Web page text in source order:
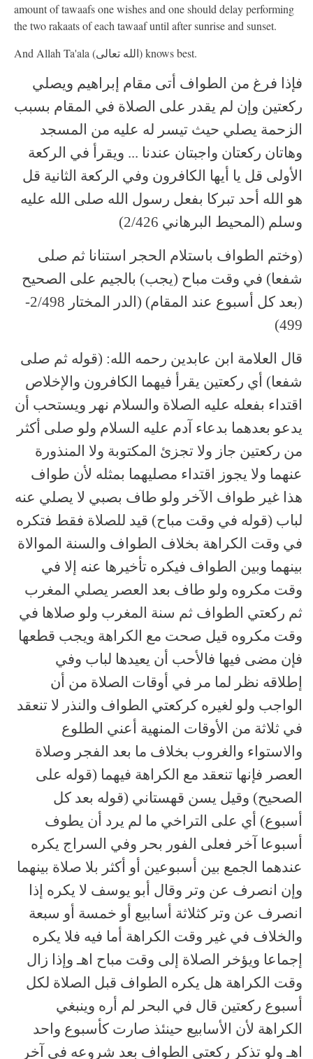
amount of tawaafs one wishes and one should delay performing
the two rakaats of each tawaaf until after sunrise and sunset.
And Allah Ta'ala (الله تعالى) knows best.
فإذا فرغ من الطواف أتى مقام إبراهيم ويصلي
ركعتين وإن لم يقدر على الصلاة في المقام بسبب
الزحمة يصلي حيث تيسر له عليه من المسجد
وهاتان ركعتان واجبتان عندنا ... ويقرأ في الركعة
الأولى قل يا أيها الكافرون وفي الركعة الثانية قل
هو الله أحد تبركا بفعل رسول الله صلى الله عليه
وسلم (المحيط البرهاني 2/426)
(وختم الطواف باستلام الحجر استنانا ثم صلى
شفعا) في وقت مباح (يجب) بالجيم على الصحيح
(بعد كل أسبوع عند المقام) (الدر المختار 2/498-
499)
قال العلامة ابن عابدين رحمه الله: (قوله ثم صلى
شفعا) أي ركعتين يقرأ فيهما الكافرون والإخلاص
اقتداء بفعله عليه الصلاة والسلام نهر ويستحب أن
يدعو بعدهما بدعاء آدم عليه السلام ولو صلى أكثر
من ركعتين جاز ولا تجزئ المكتوبة ولا المنذورة
عنهما ولا يجوز اقتداء مصليهما بمثله لأن طواف
هذا غير طواف الآخر ولو طاف بصبي لا يصلي عنه
لباب (قوله في وقت مباح) قيد للصلاة فقط فتكره
في وقت الكراهة بخلاف الطواف والسنة الموالاة
بينهما وبين الطواف فيكره تأخيرها عنه إلا في
وقت مكروه ولو طاف بعد العصر يصلي المغرب
ثم ركعتي الطواف ثم سنة المغرب ولو صلاها في
وقت مكروه قيل صحت مع الكراهة ويجب قطعها
فإن مضى فيها فالأحب أن يعيدها لباب وفي
إطلاقه نظر لما مر في أوقات الصلاة من أن
الواجب ولو لغيره كركعتي الطواف والنذر لا تنعقد
في ثلاثة من الأوقات المنهية أعني الطلوع
والاستواء والغروب بخلاف ما بعد الفجر وصلاة
العصر فإنها تنعقد مع الكراهة فيهما (قوله على
الصحيح) وقيل يسن قهستاني (قوله بعد كل
أسبوع) أي على التراخي ما لم يرد أن يطوف
أسبوعا آخر فعلى الفور بحر وفي السراج يكره
عندهما الجمع بين أسبوعين أو أكثر بلا صلاة بينهما
وإن انصرف عن وتر وقال أبو يوسف لا يكره إذا
انصرف عن وتر كثلاثة أسابيع أو خمسة أو سبعة
والخلاف في غير وقت الكراهة أما فيه فلا يكره
إجماعا ويؤخر الصلاة إلى وقت مباح اهـ وإذا زال
وقت الكراهة هل يكره الطواف قبل الصلاة لكل
أسبوع ركعتين قال في البحر لم أره وينبغي
الكراهة لأن الأسابيع حينئذ صارت كأسبوع واحد
اهـ ولو تذكر ركعتي الطواف بعد شروعه في آخر